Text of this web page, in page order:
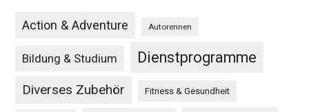
Action & Adventure Autorennen
Bildung & Studium Dienstprogramme
Diverses Zubehör Fitness & Gesundheit